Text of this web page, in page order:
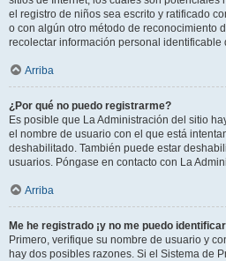
el registro de niños sea escrito y ratificado
o con algún otro método de reconocimiento
recolectar información personal identificable
Arriba
¿Por qué no puedo registrarme?
Es posible que La Administración del sitio
el nombre de usuario con el que está
deshabilitado. También puede estar
usuarios. Póngase en contacto con La
Arriba
Me he registrado ¡y no me puedo
Primero, verifique su nombre de usuario y
hay dos posibles razones. Si el Sistema de